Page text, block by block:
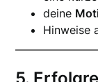
deine
Hinweise